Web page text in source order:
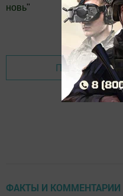
новь"
Добавить Шешминскую
Перейти на
ФАКТЫ И КОММЕНТАРИИ